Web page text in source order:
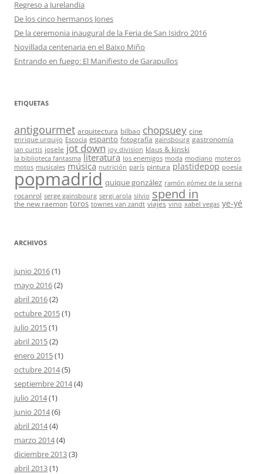
Regreso a Jurelandia
De los cinco hermanos Jones
De la ceremonia inaugural de la Feria de San Isidro 2016
Novillada centenaria en el Baixo Miño
Entrando en fuego: El Manifiesto de Garapullos
ETIQUETAS
antigourmet arquitectura bilbao chopsuey cine
enrique urquijo Escocia espanto fotografía gainsbourg gastronomía
ian curtis josele jot down joy division klaus & kinski
la biblioteca fantasma literatura los enemigos moda modiano moteros
motos musicales música nutrición parís pintura plastidepop poesía
popmadrid quique gonzález ramón gómez de la serna
rocanrol serge gainsbourg sergi arola silvio spend in
the new raemon toros townes van zandt viajes vino xabel vegas ye-yé
ARCHIVOS
junio 2016(1)
mayo 2016(2)
abril 2016(2)
octubre 2015(1)
julio 2015(1)
abril 2015(2)
enero 2015(1)
octubre 2014(5)
septiembre 2014(4)
julio 2014(1)
junio 2014(6)
abril 2014(4)
marzo 2014(4)
diciembre 2013(3)
abril 2013(1)